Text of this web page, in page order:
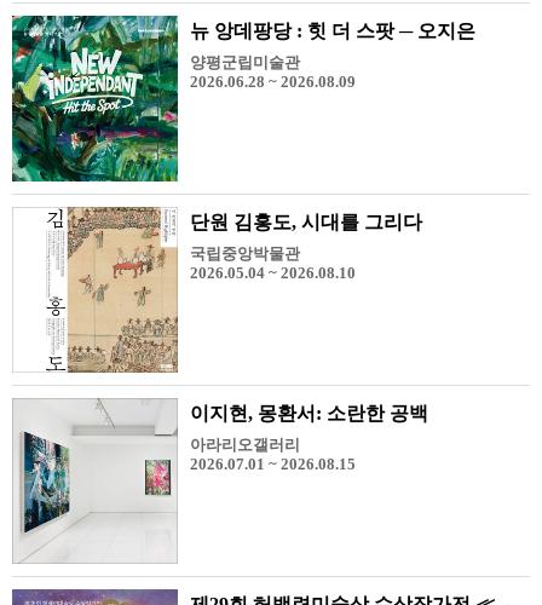
뉴 앙데팡당 : 힛 더 스팟 ─ 오지은
양평군립미술관
2026.06.28 ~ 2026.08.09
단원 김홍도, 시대를 그리다
국립중앙박물관
2026.05.04 ~ 2026.08.10
이지현, 몽환서: 소란한 공백
아라리오갤러리
2026.07.01 ~ 2026.08.15